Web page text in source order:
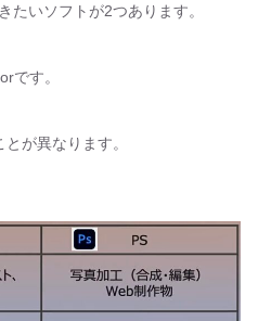
たいソフトが2つあります。
です。
が異なります。